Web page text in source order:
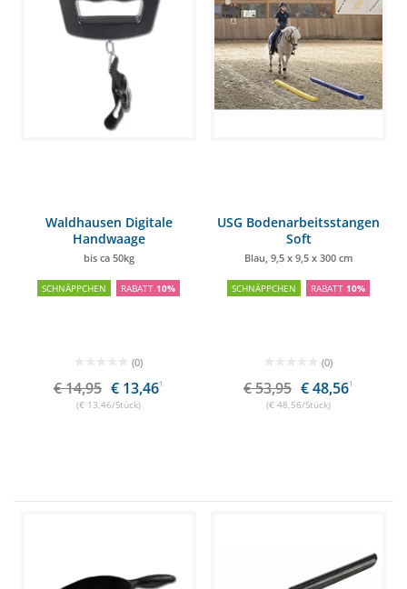
Waldhausen Digitale
Handwaage
bis ca 50kg
SCHNÄPPCHEN RABATT 10%
(0)
€ 14,95 € 13,461
(€ 13,46/Stück)
USG Bodenarbeitsstangen
Soft
Blau, 9,5 x 9,5 x 300 cm
SCHNÄPPCHEN RABATT 10%
(0)
€ 53,95 € 48,561
(€ 48,56/Stück)